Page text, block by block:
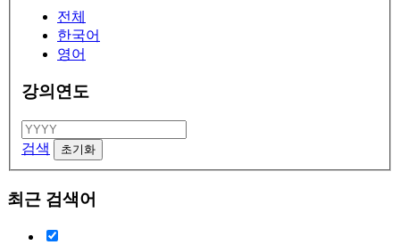
전체
한국어
영어
강의연도
검색
최근 검색어